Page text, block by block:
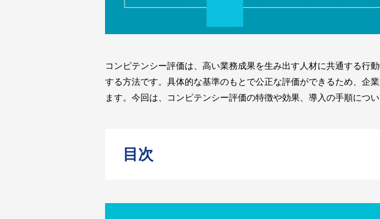
コンピテンシー評価は、高い業務成果を生み出す人材に共通する行
する方法です。具体的な基準のもとで公正な評価ができるため、企
ます。今回は、コンピテンシー評価の特徴や効果、導入の手順につい
目次